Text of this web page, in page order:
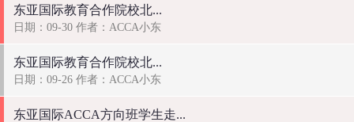
东亚国际教育合作院校北...
日期：09-30 作者：ACCA小东
东亚国际教育合作院校北...
日期：09-26 作者：ACCA小东
东亚国际ACCA方向班学生走...